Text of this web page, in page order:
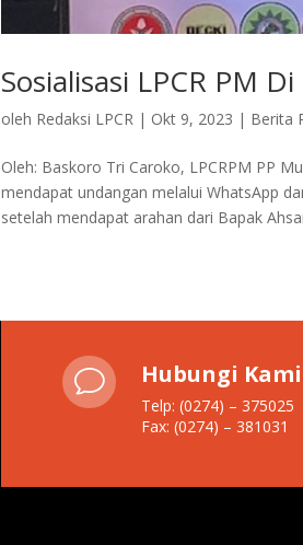
Sosialisasi LPCR PM
oleh Redaksi LPCR | Okt 9, 2023 | Berita
Oleh: Baskoro Tri Caroko, LPCRPM PP
mendapat undangan melalui WhatsApp
setelah mendapat arahan dari Bapak
v Hubungi Kami
Telp: (0274) – 375025
Fax: (0274) – 381031